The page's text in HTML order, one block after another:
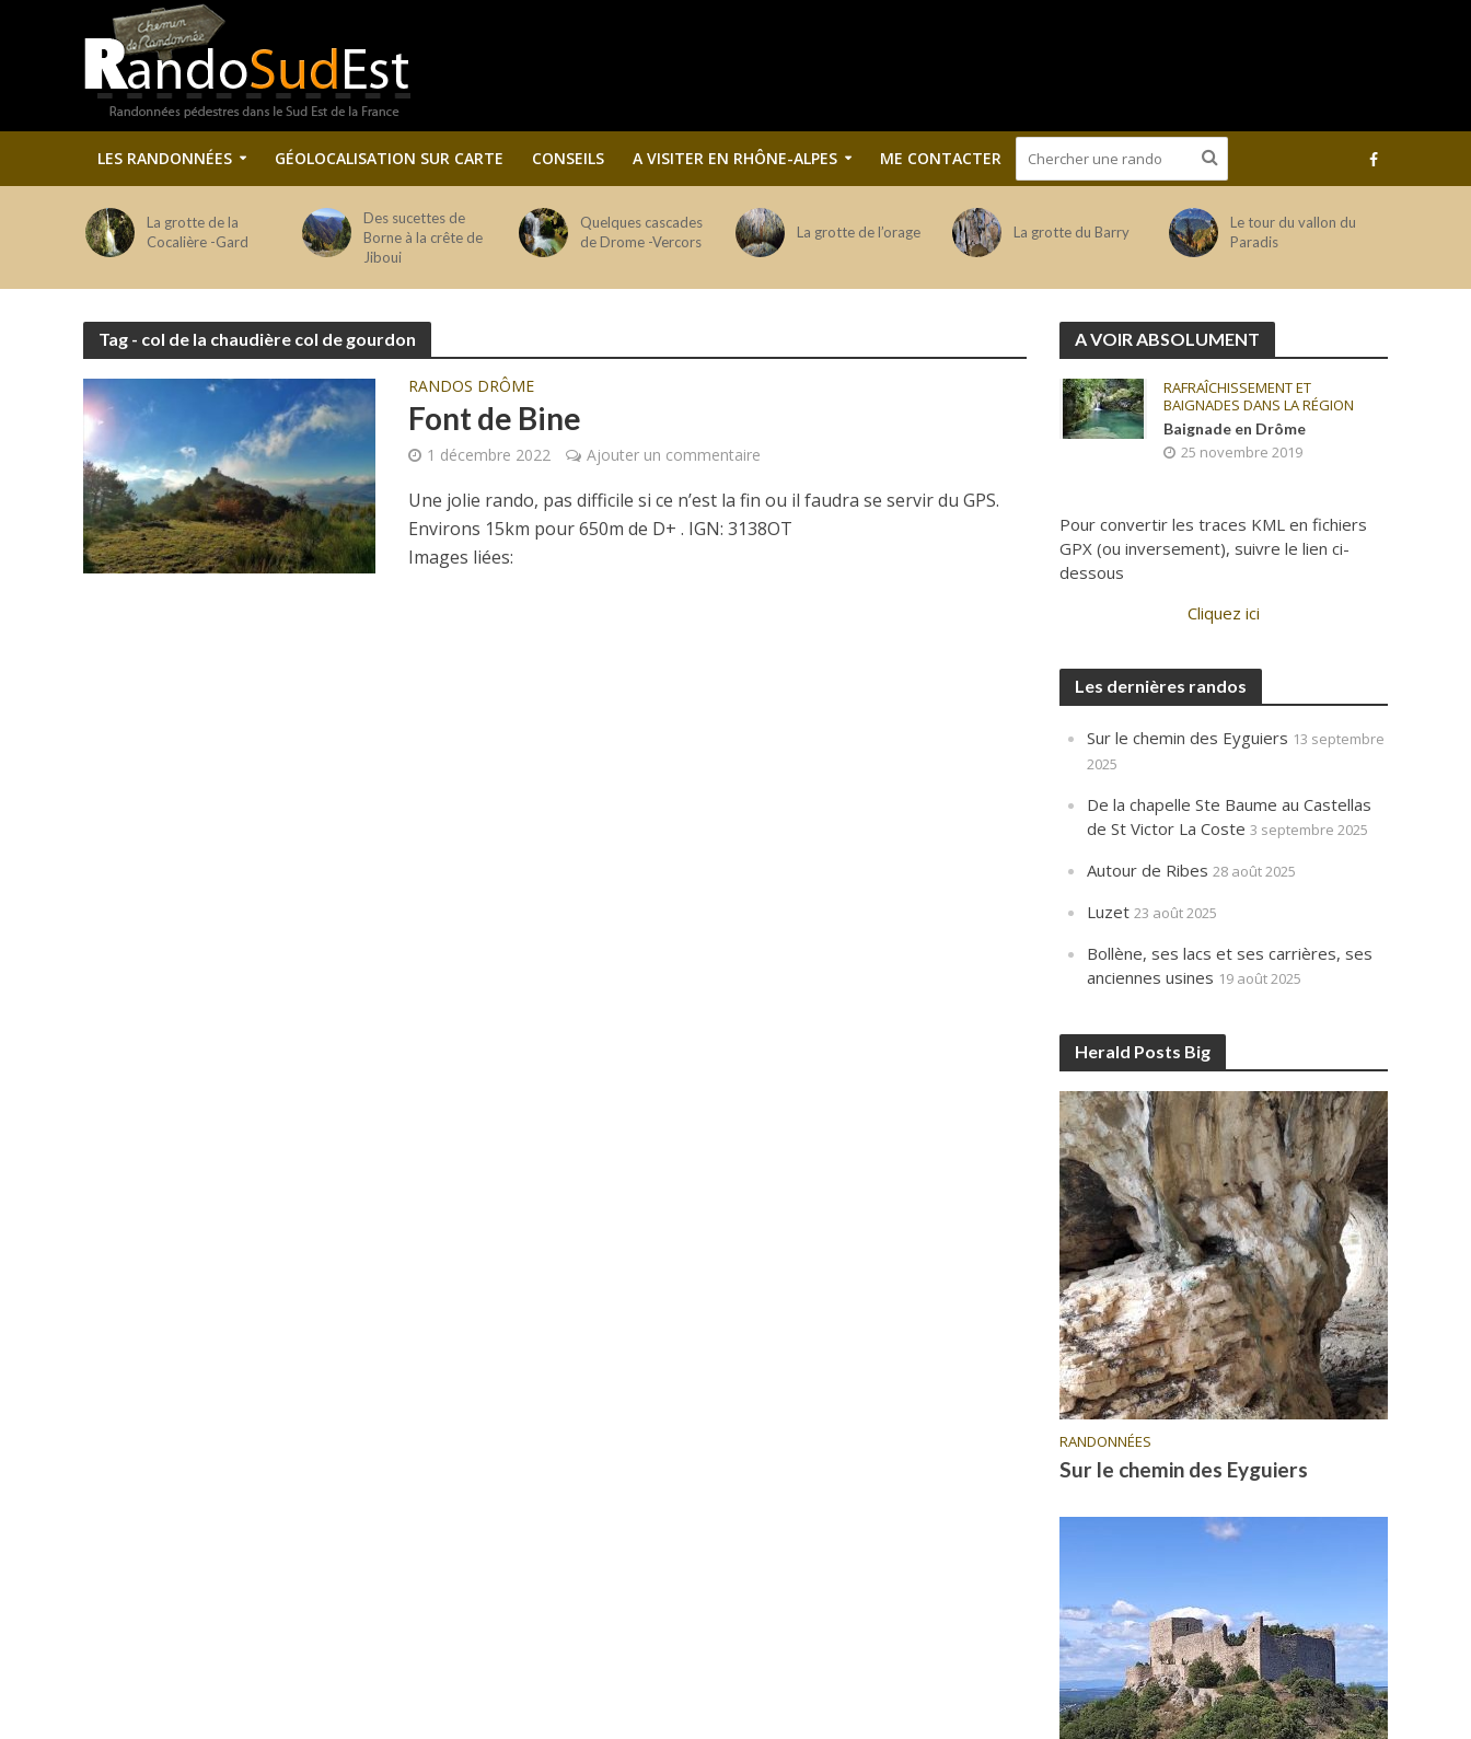
LES RANDONNÉES GÉOLOCALISATION SUR CARTE CONSEILS A VISITER EN RHÔNE-ALPES ME CONTACTER
La grotte de la
Cocalière -Gard
Des sucettes de
Borne à la crête de
Jiboui
Quelques cascades
de Drome -Vercors
La grotte de l’orage La grotte du Barry
Le tour du vallon du
Paradis
Tag - col de la chaudière col de gourdon
RANDOS DRÔME
Font de Bine
1 décembre 2022 Ajouter un commentaire
Une jolie rando, pas difficile si ce n’est la fin ou il faudra se servir du GPS.
Environs 15km pour 650m de D+ . IGN: 3138OT
Images liées:
A VOIR ABSOLUMENT
RAFRAÎCHISSEMENT ET
BAIGNADES DANS LA RÉGION
Baignade en Drôme
25 novembre 2019
Pour convertir les traces KML en fichiers
GPX (ou inversement), suivre le lien ci-
dessous
Cliquez ici
Les dernières randos
Sur le chemin des Eyguiers 13 septembre
2025
De la chapelle Ste Baume au Castellas
de St Victor La Coste 3 septembre 2025
Autour de Ribes 28 août 2025
Luzet 23 août 2025
Bollène, ses lacs et ses carrières, ses
anciennes usines 19 août 2025
Herald Posts Big
RANDONNÉES
Sur le chemin des Eyguiers